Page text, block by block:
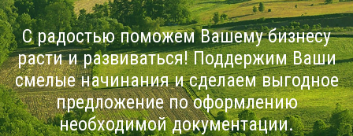
С радостью поможем Вашему бизнесу
расти и развиваться! Поддержим Ваши
смелые начинания и сделаем выгодное
предложение по оформлению
необходимой документации.